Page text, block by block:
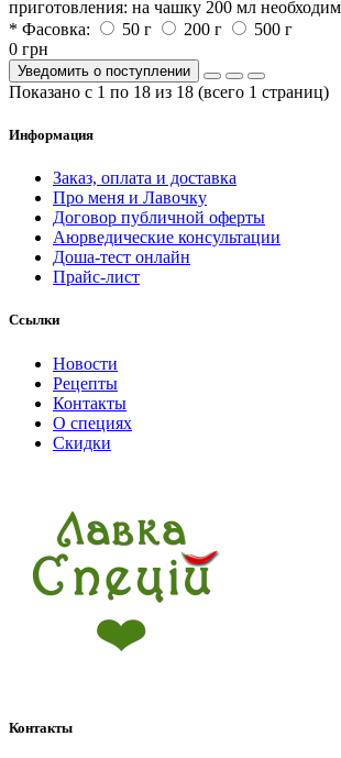
приготовления: на чашку 200 мл
* Фасовка:
50 г 200 г
500 г
0 грн
Уведомить о поступлении
Показано с 1 по 18 из 18 (всего 1 страниц)
Информация
Заказ, оплата и доставка
Про меня и Лавочку
Договор публичной оферты
Аюрведические консультации
Доша-тест онлайн
Прайс-лист
Ссылки
Новости
Рецепты
Контакты
О специях
Скидки
Контакты